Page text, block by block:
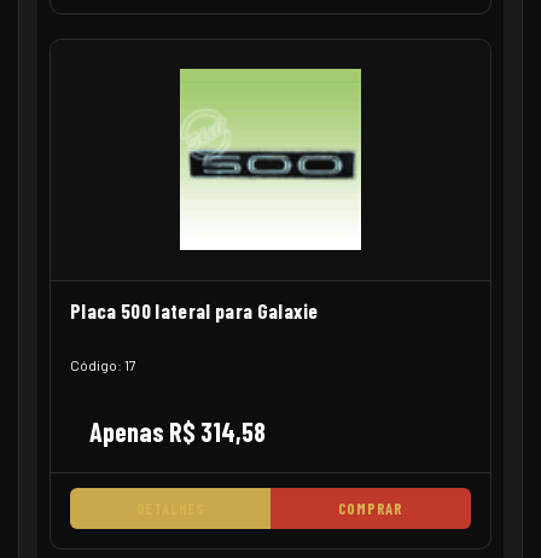
Placa 500 lateral para Galaxie
Código: 17
Apenas R$ 314,58
COMPRAR